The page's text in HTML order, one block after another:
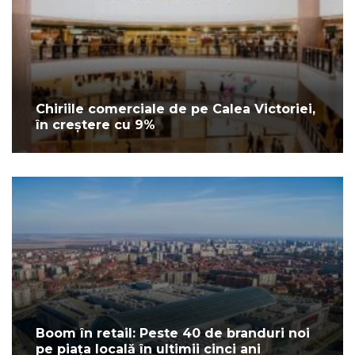
Chiriile comerciale de pe Calea Victoriei,
în creștere cu 9%
Boom în retail: Peste 40 de branduri noi
pe piața locală în ultimii cinci ani